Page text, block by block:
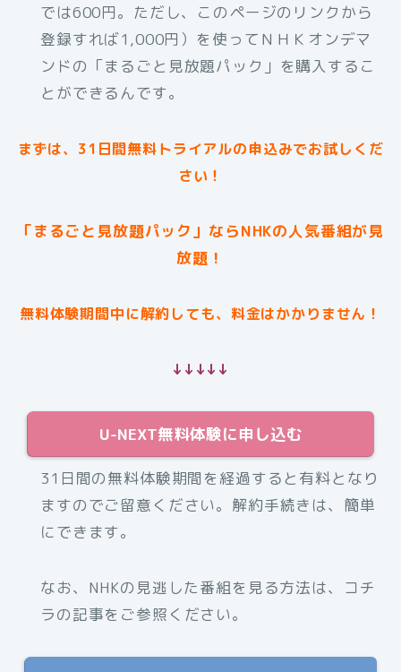
では600円。ただし、このページのリンクから
登録すれば1,000円）を使ってＮＨＫオンデマ
ンドの「まるごと見放題パック」を購入するこ
とができるんです。
まずは、31日間無料トライアルの申込みでお試しくだ
さい！
「まるごと見放題パック」ならNHKの人気番組が見
放題！
無料体験期間中に解約しても、料金はかかりません！
↓↓↓↓↓
U-NEXT無料体験に申し込む
31日間の無料体験期間を経過すると有料となり
ますのでご留意ください。解約手続きは、簡単
にできます。
なお、NHKの見逃した番組を見る方法は、コチ
ラの記事をご参照ください。